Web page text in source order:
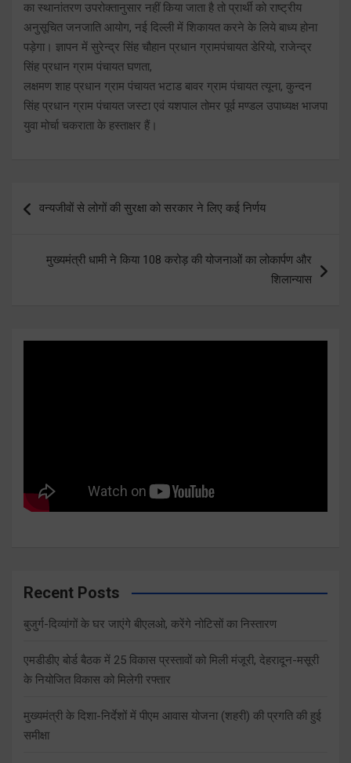
का स्थानांतरण उपरोक्तानुसार नहीं किया जाता है तो प्रार्थी को राष्ट्रीय
अनुसूचित जनजाति आयोग, नई दिल्ली में शिकायत करने के लिये बाध्य होना
पड़ेगा। ज्ञापन में सुरेन्द्र सिंह चौहान प्रधान ग्रामपंचायत डेरियो, राजेन्द्र
सिंह प्रधान ग्राम पंचायत घणता,
लक्षमण शाह प्रधान ग्राम पंचायत भटाड बावर ग्राम पंचायत त्यूना, कुन्दन
सिंह प्रधान ग्राम पंचायत जस्टा एवं यशपाल तोमर पूर्व मण्डल उपाध्यक्ष भाजपा
युवा मोर्चा चकराता के हस्ताक्षर हैं।
navigation
वन्यजीवों से लोगों की सुरक्षा को सरकार ने लिए कई निर्णय
मुख्यमंत्री धामी ने किया 108 करोड़ की योजनाओं का लोकार्पण और
शिलान्यास
Recent Posts
बुजुर्ग-दिव्यांगों के घर जाएंगे बीएलओ, करेंगे नोटिसों का निस्तारण
एमडीडीए बोर्ड बैठक में 25 विकास प्रस्तावों को मिली मंजूरी, देहरादून-मसूरी
के नियोजित विकास को मिलेगी रफ्तार
मुख्यमंत्री के दिशा-निर्देशों में पीएम आवास योजना (शहरी) की प्रगति की हुई
समीक्षा